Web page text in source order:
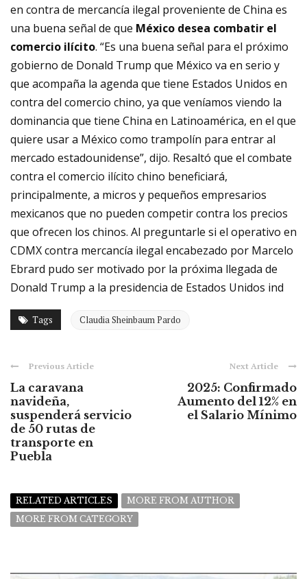
en contra de mercancía ilegal proveniente de China es
una buena señal de que México desea combatir el
comercio ilícito. “Es una buena señal para el próximo
gobierno de Donald Trump que México va en serio y
que acompaña la agenda que tiene Estados Unidos en
contra del comercio chino, ya que veníamos viendo la
dominancia que tiene China en Latinoamérica, en el que
quiere usar a México como trampolín para entrar al
mercado estadounidense”, dijo. Resaltó que el combate
contra el comercio ilícito chino beneficiará,
principalmente, a micros y pequeños empresarios
mexicanos que no pueden competir contra los precios
que ofrecen los chinos. Al preguntarle si el operativo en
CDMX contra mercancía ilegal encabezado por Marcelo
Ebrard pudo ser motivado por la próxima llegada de
Donald Trump a la presidencia de Estados Unidos ind
Tags Claudia Sheinbaum Pardo
Previous Article
La caravana
navideña,
suspenderá servicio
de 50 rutas de
transporte en
Puebla
Next Article
2025: Confirmado
Aumento del 12% en
el Salario Mínimo
RELATED ARTICLES
MORE FROM AUTHOR
MORE FROM CATEGORY